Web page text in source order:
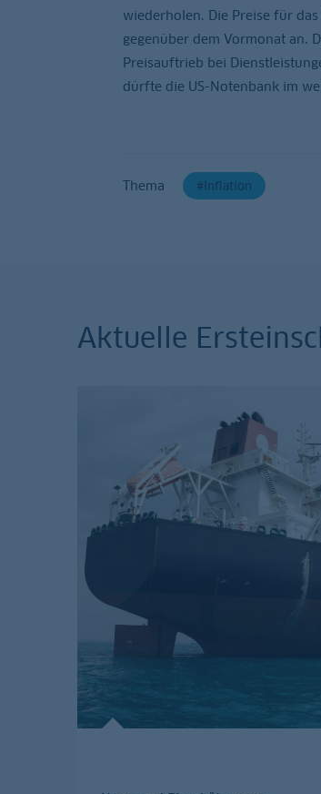
wiederholen. Die Preise für
gegenüber dem Vormonat an.
Preisauftrieb bei
dürfte die US-Notenbank im
Thema Inflation
Aktuelle